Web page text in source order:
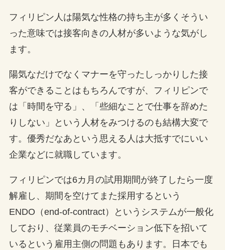
フィリピン人は陽気な性格の持ち主が多くそうい
った意味では接客向きの人材が多いような気がし
ます。
陽気なだけでなくマナーを守ったしっかりした接
客ができることはもちろんですが、フィリピンで
は「時間を守る」、「些細なことで仕事を辞めた
りしない」という人材をみつけるのも結構大変で
す。優秀だなあという思える人は大抵すでにいい
企業などに就職しています。
フィリピンでは6カ月の試用期間が終了したら一度
解雇し、期間を空けてまた採用するという
ENDO（end-of-contract）というシステムが一般化
しており、従業員のモチベーション低下を招いて
いるという雇用主側の問題もあります。日本でも